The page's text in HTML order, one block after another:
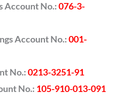
Account No.:076-3-
Account No.:001-
No.:0213-3251-91
No.: 105-910-013-091